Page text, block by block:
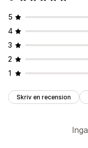
5
4
3
2
1
Skriv en recension